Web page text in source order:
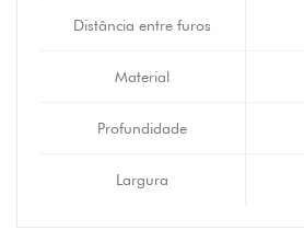
Distância entre furos
Material
Profundidade
Largura